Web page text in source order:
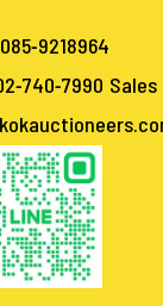
9218964
740-7990 Sales